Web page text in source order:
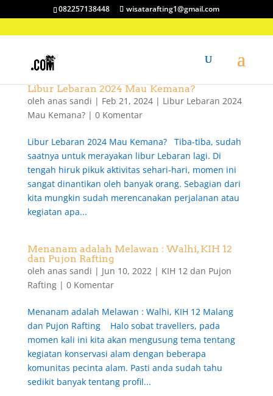
082257138448 wisatarafting1@gmail.com
Libur Lebaran 2024 Mau Kemana?
oleh anas sandi | Feb 21, 2024| Libur Lebaran 2024
Mau Kemana?| 0 Komentar
Libur Lebaran 2024 Mau Kemana? Tiba-tiba, sudah
saatnya untuk merayakan libur Lebaran lagi. Di
tengah hiruk pikuk aktivitas sehari-hari, momen ini
sangat dinantikan oleh banyak orang. Sebagian dari
kita mungkin sudah merencanakan perjalanan atau
kegiatan apa...
Menanam adalah Melawan : Walhi, KIH 12
dan Pujon Rafting
oleh anas sandi | Jun 10, 2022| KIH 12 dan Pujon
Rafting| 0 Komentar
Menanam adalah Melawan : Walhi, KIH 12 Malang
dan Pujon Rafting Halo sobat travellers, pada
momen kali ini kita akan mengusung tema tentang
kegiatan konservasi alam dengan beberapa
komunitas pecinta alam. Pasti anda sudah tahu
sedikit banyak tentang profil...